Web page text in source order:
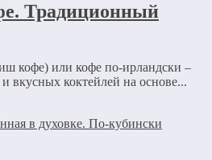
Традиционный
кофе) или кофе по-ирландски –
вкусных коктейлей на основе...